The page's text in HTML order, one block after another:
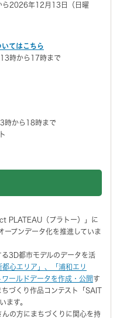
ら2026年12月13日（日曜
てはこちら
時から17時まで
時から18時まで
PLATEAU（プラトー）」に
プンデータ化を推進していま
3D都市モデルのデータを活
都心エリア」、「浦和エリ
ールドデータを作成・公開 す
づくり作品コンテスト「SAIT
ます。
の方にまちづくりに関心を持